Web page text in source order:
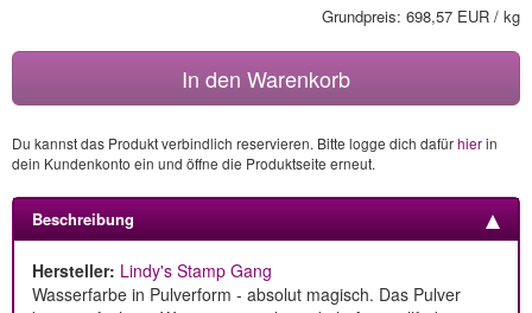
Grundpreis: 698,57 EUR / kg
In den Warenkorb
Du kannst das Produkt verbindlich reservieren. Bitte logge dich dafürhierin
dein Kundenkonto ein und öffne die Produktseite erneut.
Beschreibung
Hersteller: Lindy's Stamp Gang
Wasserfarbe in Pulverform - absolut magisch. Das Pulver